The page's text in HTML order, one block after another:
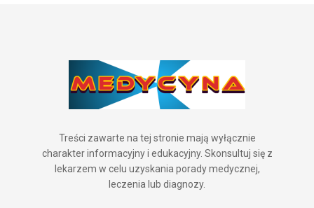
Treści zawarte na tej stronie mają wyłącznie
charakter informacyjny i edukacyjny. Skonsultuj się z
lekarzem w celu uzyskania porady medycznej,
leczenia lub diagnozy.